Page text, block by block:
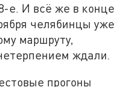
е. И всё же в конце
челябинцы уже
маршруту,
ждали.
прогоны